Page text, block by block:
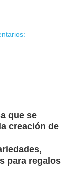
que se
creación de
para regalos